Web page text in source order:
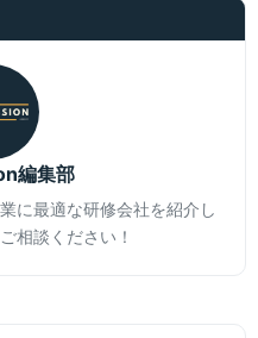
編集部
に最適な研修会社を紹介し
相談ください！